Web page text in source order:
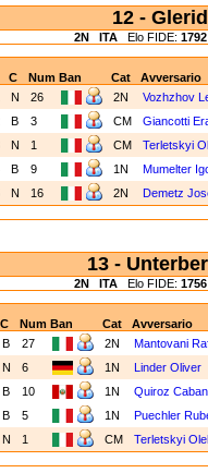
12 -
2N ITA Elo FIDE: 1792
C Num Ban Cat
Avversario
N 26 2N
Vozhzhov
B 3 CM
Giancotti
N 1 CM
Terletskyi
B 9 1N
Mumelter
N 16 2N Demetz
13 -
2N ITA Elo FIDE: 1756
C NumBan Cat
Avversario
B 27 2N
Mantovani
N 6 1N
Linder Oliver
B 10 1N
Quiroz
B 5 1N
Puechler
N 1 CM Terletskyi